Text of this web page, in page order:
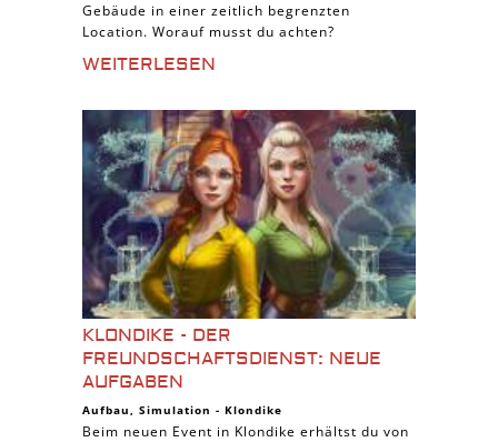
Gebäude in einer zeitlich begrenzten
Location. Worauf musst du achten?
WEITERLESEN
KLONDIKE - DER
FREUNDSCHAFTSDIENST: NEUE
AUFGABEN
Aufbau, Simulation - Klondike
Beim neuen Event in Klondike erhältst du von